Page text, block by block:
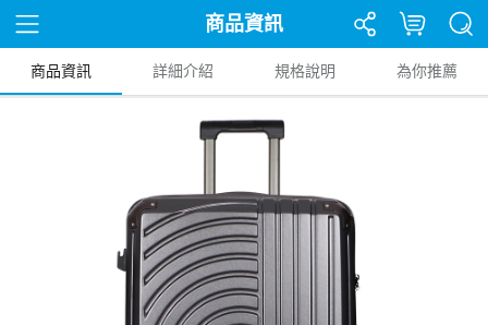
商品資訊
商品資訊 詳細介紹 規格說明 為你推薦